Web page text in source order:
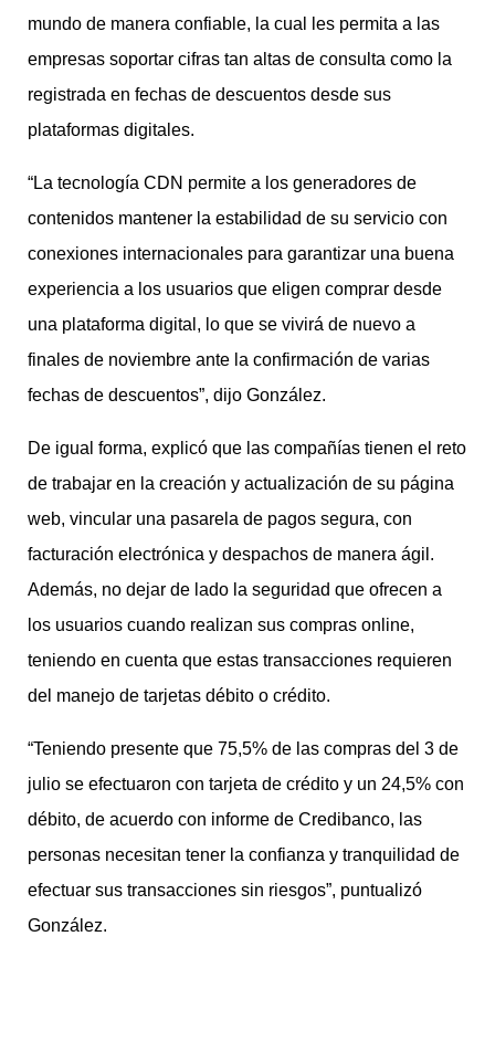
mundo de manera confiable, la cual les permita a las
empresas soportar cifras tan altas de consulta como la
registrada en fechas de descuentos desde sus
plataformas digitales.
“La tecnología CDN permite a los generadores de
contenidos mantener la estabilidad de su servicio con
conexiones internacionales para garantizar una buena
experiencia a los usuarios que eligen comprar desde
una plataforma digital, lo que se vivirá de nuevo a
finales de noviembre ante la confirmación de varias
fechas de descuentos”, dijo González.
De igual forma, explicó que las compañías tienen el reto
de trabajar en la creación y actualización de su página
web, vincular una pasarela de pagos segura, con
facturación electrónica y despachos de manera ágil.
Además, no dejar de lado la seguridad que ofrecen a
los usuarios cuando realizan sus compras online,
teniendo en cuenta que estas transacciones requieren
del manejo de tarjetas débito o crédito.
“Teniendo presente que 75,5% de las compras del 3 de
julio se efectuaron con tarjeta de crédito y un 24,5% con
débito, de acuerdo con informe de Credibanco, las
personas necesitan tener la confianza y tranquilidad de
efectuar sus transacciones sin riesgos”, puntualizó
González.